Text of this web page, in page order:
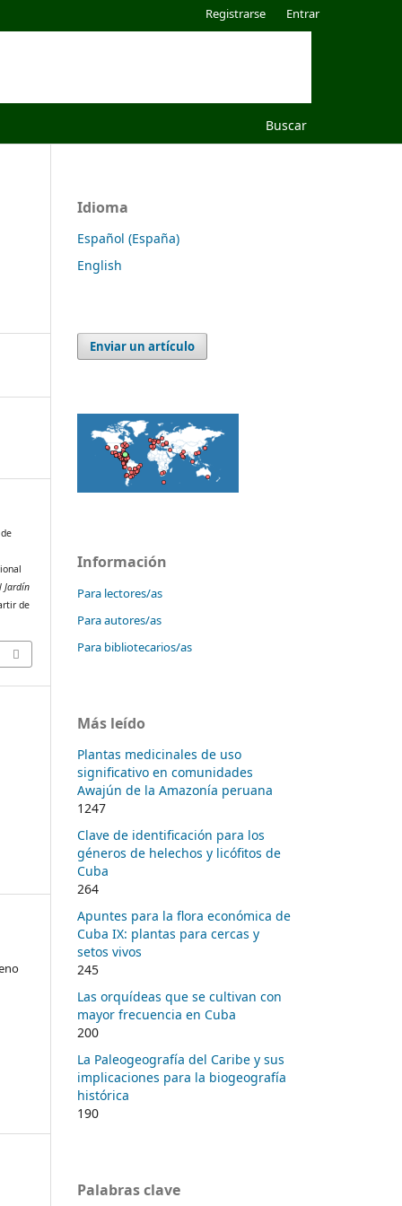
Buscar
Registrarse Entrar
Jardín
de
Idioma
Español (España)
English
Enviar un artículo
Información
Para lectores/as
Para autores/as
Para bibliotecarios/as
Más leído
Plantas medicinales de uso
significativo en comunidades
Awajún de la Amazonía peruana
1247
Clave de identificación para los
géneros de helechos y licófitos de
Cuba
264
Apuntes para la flora económica de
Cuba IX: plantas para cercas y
setos vivos
245
Las orquídeas que se cultivan con
mayor frecuencia en Cuba
200
La Paleogeografía del Caribe y sus
implicaciones para la biogeografía
histórica
190
Palabras clave